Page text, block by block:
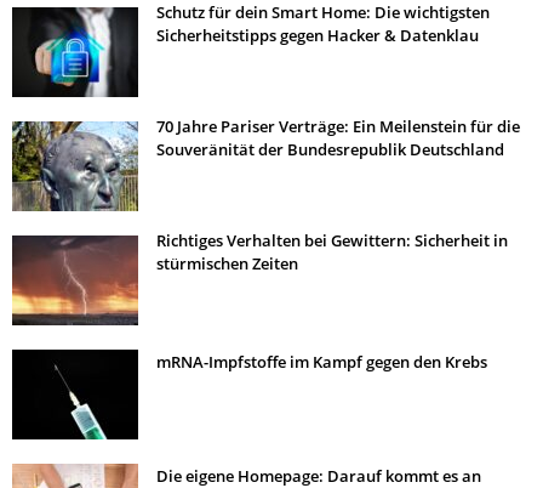
Schutz für dein Smart Home: Die wichtigsten
Sicherheitstipps gegen Hacker & Datenklau
70 Jahre Pariser Verträge: Ein Meilenstein für die
Souveränität der Bundesrepublik Deutschland
Richtiges Verhalten bei Gewittern: Sicherheit in
stürmischen Zeiten
mRNA-Impfstoffe im Kampf gegen den Krebs
Die eigene Homepage: Darauf kommt es an